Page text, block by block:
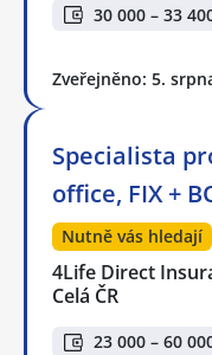
30 000 – 33
Zveřejněno: 5.
Specialista
office, FIX +
Nutně vás hledají
4Life Direct
Celá ČR
23 000 – 60